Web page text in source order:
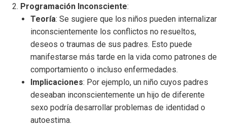
Programación Inconsciente:
Teoría: Se sugiere que los niños pueden internalizar
inconscientemente los conflictos no resueltos,
deseos o traumas de sus padres. Esto puede
manifestarse más tarde en la vida como patrones de
comportamiento o incluso enfermedades.
Implicaciones: Por ejemplo, un niño cuyos padres
deseaban inconscientemente un hijo de diferente
sexo podría desarrollar problemas de identidad o
autoestima.